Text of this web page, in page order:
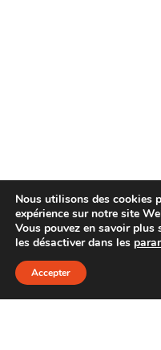
Nous utilisons des cookies
expérience sur notre site
Vous pouvez en savoir
les désactiver dans les
Accepter